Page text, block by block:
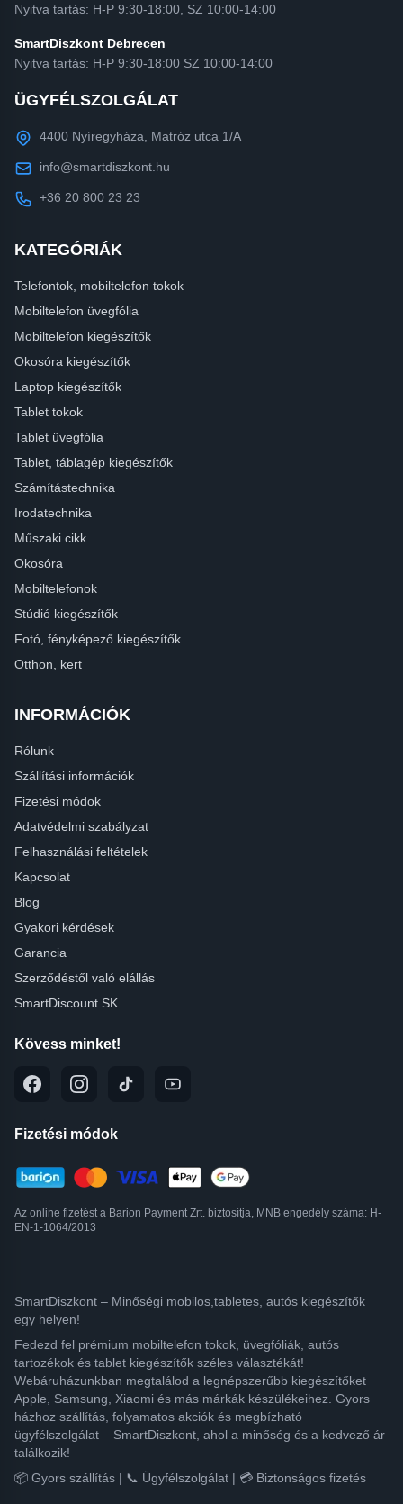
Nyitva tartás: H-P 9:30-18:00, SZ 10:00-14:00
SmartDiszkont Debrecen
Nyitva tartás: H-P 9:30-18:00 SZ 10:00-14:00
ÜGYFÉLSZOLGÁLAT
4400 Nyíregyháza, Matróz utca 1/A
info@smartdiszkont.hu
+36 20 800 23 23
KATEGÓRIÁK
Telefontok, mobiltelefon tokok
Mobiltelefon üvegfólia
Mobiltelefon kiegészítők
Okosóra kiegészítők
Laptop kiegészítők
Tablet tokok
Tablet üvegfólia
Tablet, táblagép kiegészítők
Számítástechnika
Irodatechnika
Műszaki cikk
Okosóra
Mobiltelefonok
Stúdió kiegészítők
Fotó, fényképező kiegészítők
Otthon, kert
INFORMÁCIÓK
Rólunk
Szállítási információk
Fizetési módok
Adatvédelmi szabályzat
Felhasználási feltételek
Kapcsolat
Blog
Gyakori kérdések
Garancia
Szerződéstől való elállás
SmartDiscount SK
Kövess minket!
Fizetési módok
Az online fizetést a Barion Payment Zrt. biztosítja, MNB engedély száma: H-
EN-1-1064/2013
SmartDiszkont – Minőségi mobilos,tabletes, autós kiegészítők
egy helyen!
Fedezd fel prémium mobiltelefon tokok, üvegfóliák, autós
tartozékok és tablet kiegészítők széles választékát!
Webáruházunkban megtalálod a legnépszerűbb kiegészítőket
Apple, Samsung, Xiaomi és más márkák készülékeihez. Gyors
házhoz szállítás, folyamatos akciók és megbízható
ügyfélszolgálat – SmartDiszkont, ahol a minőség és a kedvező ár
találkozik!
📦 Gyors szállítás | 📞 Ügyfélszolgálat | 💳 Biztonságos fizetés